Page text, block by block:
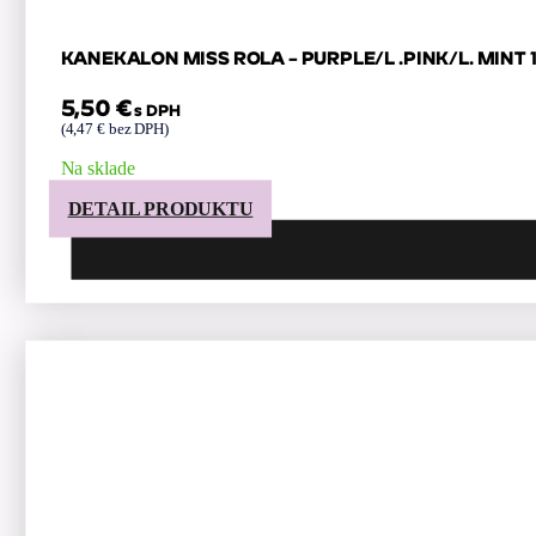
KANEKALON MISS ROLA – PURPLE/L .PINK/L. MINT
5,50 €s DPH
(4,47€bez DPH)
Na sklade
DETAIL PRODUKTU